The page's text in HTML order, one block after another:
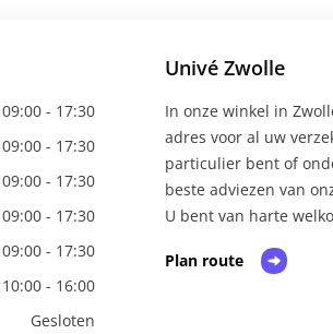
09:00 - 17:30
09:00 - 17:30
09:00 - 17:30
09:00 - 17:30
09:00 - 17:30
10:00 - 16:00
Gesloten
Univé Zwolle
In onze winkel in
adres voor al uw
particulier bent of
beste adviezen van
U bent van harte
Plan route